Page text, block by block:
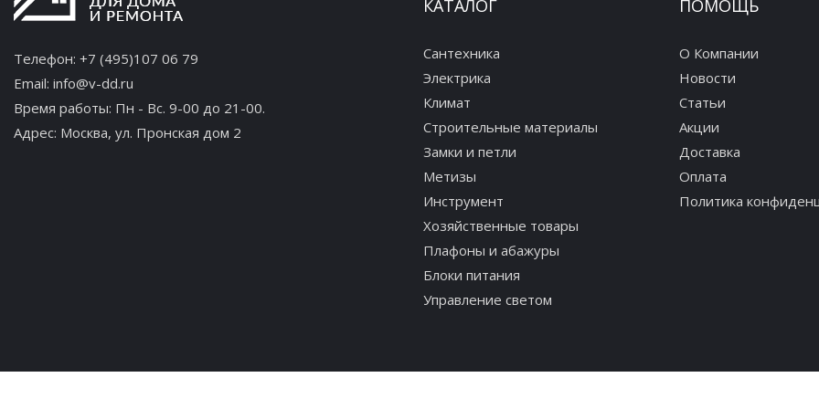
Телефон: +7 (495)107 06 79
Email: info@v-dd.ru
Время работы: Пн - Вс. 9-00 до 21-00.
Адрес: Москва, ул. Пронская дом 2
КАТАЛОГ
Сантехника
Электрика
Климат
Строительные материалы
Замки и петли
Метизы
Инструмент
Хозяйственные товары
Плафоны и абажуры
Блоки питания
Управление светом
ПОМОЩЬ
О Компании
Новости
Статьи
Акции
Доставка
Оплата
Политика